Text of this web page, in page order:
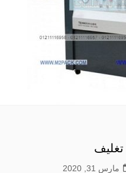
تغليف
مارس 31, 2020